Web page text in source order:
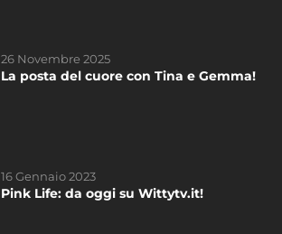
26 Novembre 2025
La posta del cuore con Tina e Gemma!
16 Gennaio 2023
Pink Life: da oggi su Wittytv.it!
26 Novembre 2025
La posta del cuore con Tina e Gemma!
14 Aprile 2026
È disponibile “Tutto in Una Notte” il